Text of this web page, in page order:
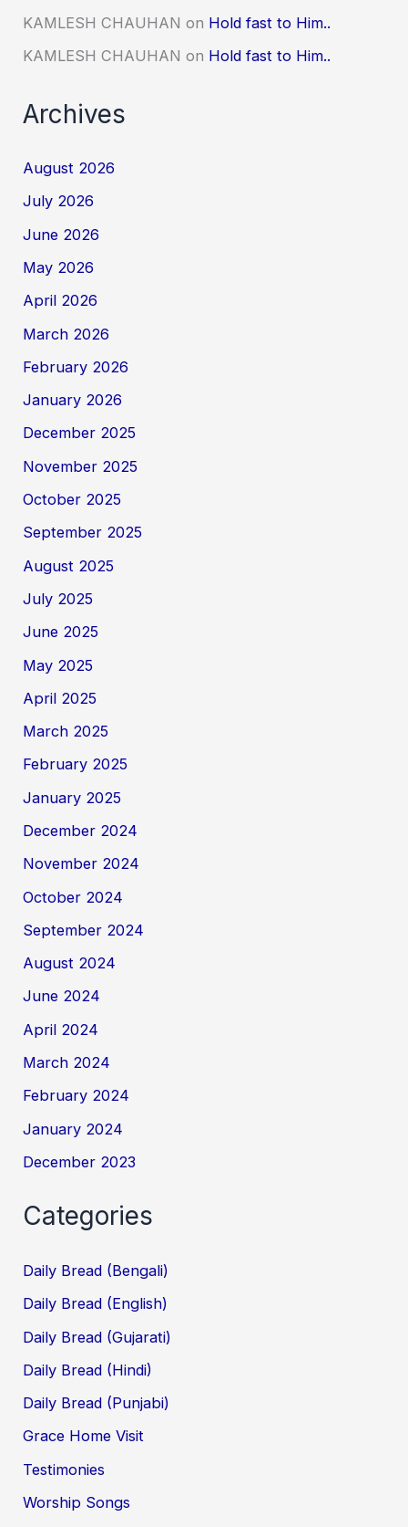
KAMLESH CHAUHAN on Hold fast to Him..
KAMLESH CHAUHAN on Hold fast to Him..
Archives
August 2026
July 2026
June 2026
May 2026
April 2026
March 2026
February 2026
January 2026
December 2025
November 2025
October 2025
September 2025
August 2025
July 2025
June 2025
May 2025
April 2025
March 2025
February 2025
January 2025
December 2024
November 2024
October 2024
September 2024
August 2024
June 2024
April 2024
March 2024
February 2024
January 2024
December 2023
Categories
Daily Bread (Bengali)
Daily Bread (English)
Daily Bread (Gujarati)
Daily Bread (Hindi)
Daily Bread (Punjabi)
Grace Home Visit
Testimonies
Worship Songs